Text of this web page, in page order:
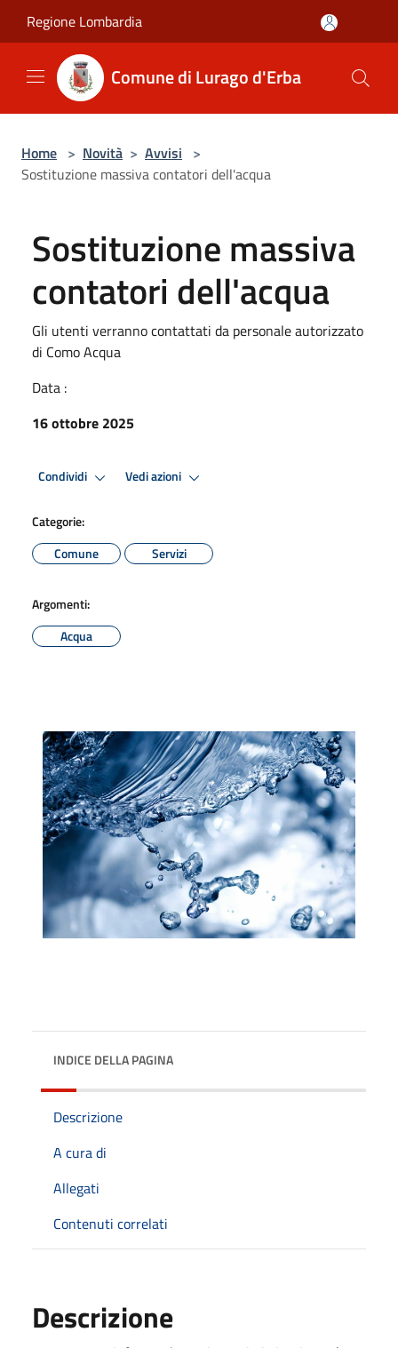
Regione Lombardia
Comune di Lurago d'Erba
Home > Novità > Avvisi >
Sostituzione massiva contatori dell'acqua
Sostituzione massiva
contatori dell'acqua
Gli utenti verranno contattati da personale autorizzato
di Como Acqua
Data :
16 ottobre 2025
Condividi Vedi azioni
Categorie:
Comune
Servizi
Argomenti:
Acqua
INDICE DELLA PAGINA
Descrizione
A cura di
Allegati
Contenuti correlati
Descrizione